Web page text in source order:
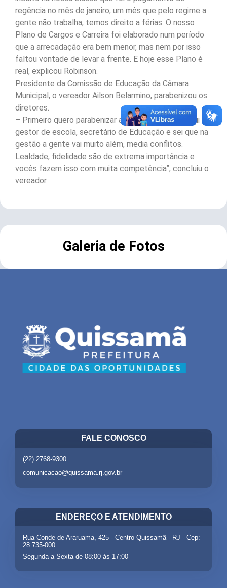
regência no mês de janeiro, um mês que pelo regime a
gente não trabalha, temos direito a férias. O nosso
Plano de Cargos e Carreira foi elaborado num período
que a arrecadação era bem menor, mas nem por isso
faltou vontade de levar a frente. E hoje esse Plano é
real, explicou Robinson.
Presidente da Comissão de Educação da Câmara
Municipal, o vereador Ailson Belarmino, parabenizou os
diretores.
– Primeiro quero parabenizar a vocês pelo dia. Já fui
gestor de escola, secretário de Educação e sei que na
gestão a gente vai muito além, media conflitos.
Lealdade, fidelidade são de extrema importância e
vocês fazem isso com muita competência”, concluiu o
vereador.
Galeria de Fotos
FALE CONOSCO
(22) 2768-9300
comunicacao@quissama.rj.gov.br
ENDEREÇO E ATENDIMENTO
Rua Conde de Araruama, 425 - Centro Quissamã - RJ - Cep:
28.735-000
Segunda a Sexta de 08:00 às 17:00